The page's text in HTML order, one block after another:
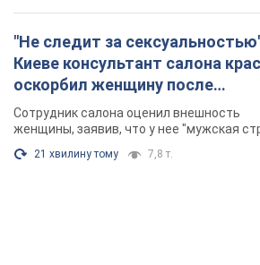
"Не следит за
Киеве консультант салона
оскорбил женщину после
химиотерапии, разгорелся
Фото
Сотрудник салона оценил внешность
женщины, заявив, что у нее "мужская
21 хвилину тому 7,8 т.